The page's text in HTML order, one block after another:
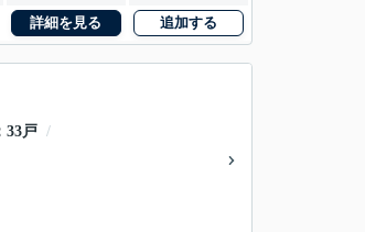
詳細を見る 追加する
33戸